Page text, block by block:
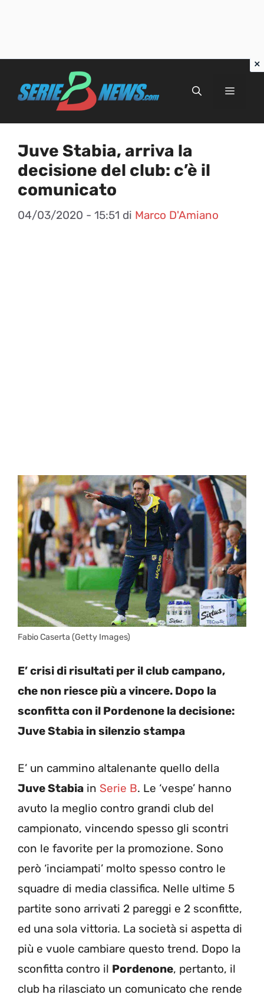
Menu
Juve Stabia, arriva la
decisione del club: c’è il
comunicato
04/03/2020 - 15:51 di Marco D'Amiano
Fabio Caserta (Getty Images)
E’ crisi di risultati per il club campano,
che non riesce più a vincere. Dopo la
sconfitta con il Pordenone la decisione:
Juve Stabia in silenzio stampa
E’ un cammino altalenante quello della
Juve Stabia in Serie B. Le ‘vespe’ hanno
avuto la meglio contro grandi club del
campionato, vincendo spesso gli scontri
con le favorite per la promozione. Sono
però ‘inciampati’ molto spesso contro le
squadre di media classifica. Nelle ultime 5
partite sono arrivati 2 pareggi e 2 sconfitte,
ed una sola vittoria. La società si aspetta di
più e vuole cambiare questo trend. Dopo la
sconfitta contro il Pordenone, pertanto, il
club ha rilasciato un comunicato che rende